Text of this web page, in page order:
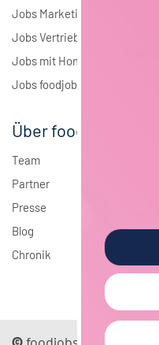
Jobs Marketing
Jobs Vertrieb
Jobs mit Homeoffice
Jobs foodjobs Active Sourcing
Über foodjobs
Team
Partner
Presse
Blog
Chronik